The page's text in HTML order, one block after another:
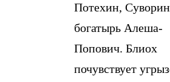
Потехин,
богатырь Алеша-
Попович. Блиох
почувствует